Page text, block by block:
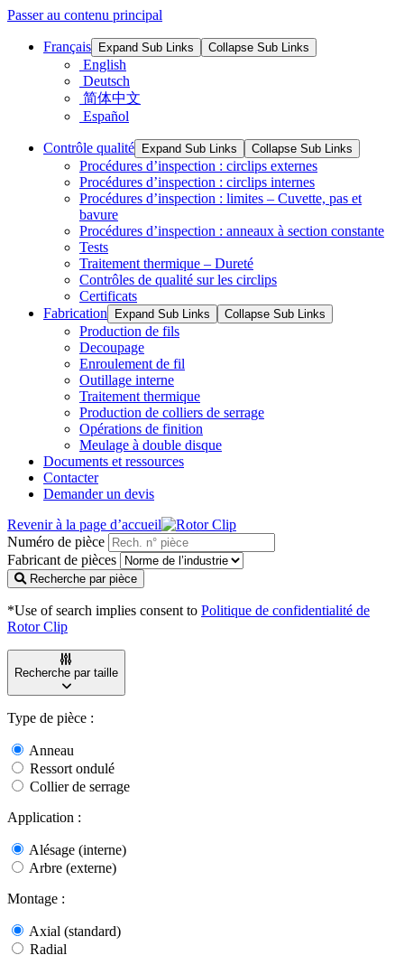
Passer au contenu principal
Français Expand Sub Links Collapse Sub Links
English
Deutsch
简体中文
Español
Contrôle qualité Expand Sub Links Collapse Sub Links
Procédures d’inspection : circlips externes
Procédures d’inspection : circlips internes
Procédures d’inspection : limites – Cuvette, pas et
bavure
Procédures d’inspection : anneaux à section constante
Tests
Traitement thermique – Dureté
Contrôles de qualité sur les circlips
Certificats
Fabrication
Expand Sub Links Collapse Sub Links
Production de fils
Decoupage
Enroulement de fil
Outillage interne
Traitement thermique
Production de colliers de serrage
Opérations de finition
Meulage à double disque
Documents et ressources
Contacter
Demander un devis
Revenir à la page d’accueil
Numéro de pièce
Fabricant de pièces
Recherche par pièce
*Use of search implies consent to Politique de confidentialité de
Rotor Clip
Recherche par taille
Type de pièce :
Anneau
Ressort ondulé
Collier de serrage
Application :
Alésage (interne)
Arbre (externe)
Montage :
Axial (standard)
Radial